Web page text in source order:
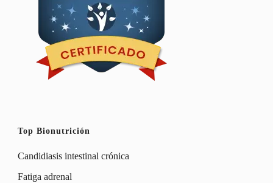
Top Bionutrición
Candidiasis intestinal crónica
Fatiga adrenal